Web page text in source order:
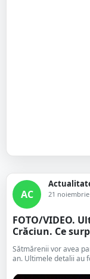
AC 21 noiembrie
FOTO/VIDEO.
Crăciun. Ce
Sătmărenii vor avea
an. Ultimele detalii au